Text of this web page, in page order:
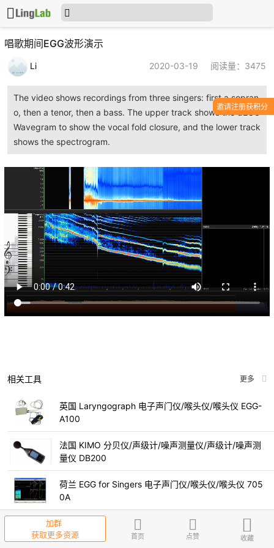
唱歌期间EGG波形演示
Li 2020-03-19 阅读量：3475
The video shows recordings from three singers: first a sopran
o, then a tenor, then a bass. The upper track shows the dEGG
Wavegram to show the vocal fold closure, and the lower track
shows the spectrogram.
更多
相关工具
英国 Laryngograph 电子声门仪/喉头仪/喉头仪 EGG-
A100
法国 KIMO 分贝仪/声级计/噪声测量仪/声级计/噪声测
量仪 DB200
荷兰 EGG for Singers 电子声门仪/喉头仪/喉头仪 705
0A
邀请注册获积分
加群
获取更多资源
首页 点赞 收藏